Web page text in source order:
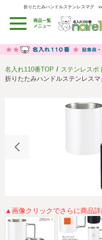
折りたたみハンドルステンレスマグ ver.2
折りたたみハンドルステンレスマグ
商品一覧
メニュー
用途別カテゴリ
卒園・卒業記念品
うちわ・扇子・ファン
社会貢献活動
会社概要
名入れ110番TOP
ステンレスボ
折りたたみハンドルステンレス
▲画像クリックでさらに商品詳